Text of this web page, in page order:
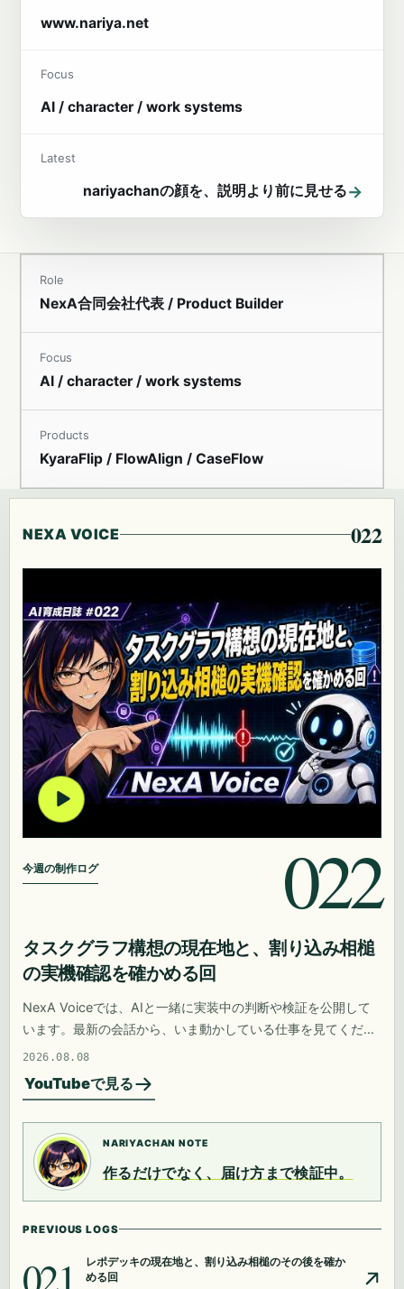
www.nariya.net
Focus
AI / character / work systems
Latest
nariyachanの顔を、説明より前に見せる→
Role
NexA合同会社代表 / Product Builder
Focus
AI / character / work systems
Products
KyaraFlip / FlowAlign / CaseFlow
NEXA VOICE 022
今週の制作ログ 022
タスクグラフ構想の現在地と、割り込み相槌
の実機確認を確かめる回
NexA Voiceでは、AIと一緒に実装中の判断や検証を公開して
います。最新の会話から、いま動かしている仕事を見てくださ
い。
2026.08.08
YouTubeで見る
NARIYACHAN NOTE
作るだけでなく、届け方まで検証中。
PREVIOUS LOGS
021
レポデッキの現在地と、割り込み相槌のその後を確か
める回